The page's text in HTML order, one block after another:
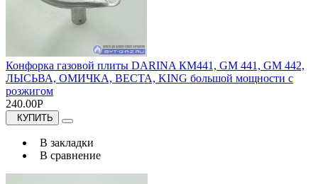
Конфорка газовой плиты DARINA КМ441, GM 441, GM 442,
ЛЫСЬВА, ОМИЧКА, ВЕСТА, KING большой мощности с
розжигом
240.00Р
КУПИТЬ
В закладки
В сравнение